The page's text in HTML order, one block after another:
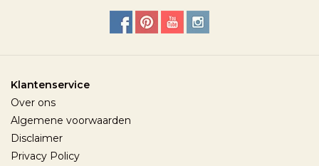
Klantenservice
Over ons
Algemene voorwaarden
Disclaimer
Privacy Policy